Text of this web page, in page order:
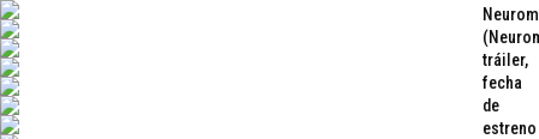
tráiler,
fecha
de
estreno